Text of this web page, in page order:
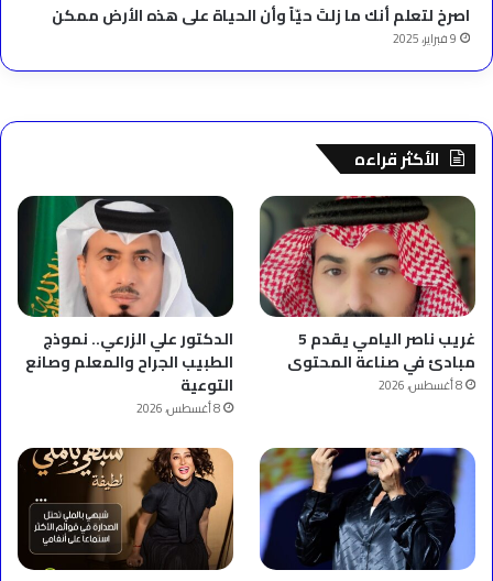
‫اصرخ لتعلم أنك ما زلتَ حيّاً وأن الحياة على هذه الأرض ممكن
9 فبراير، 2025
الأكثر قراءه
غريب ناصر اليامي يقدم 5
مبادئ في صناعة المحتوى
8 أغسطس، 2026
الدكتور علي الزرعي.. نموذج
الطبيب الجراح والمعلم وصانع
التوعية
8 أغسطس، 2026